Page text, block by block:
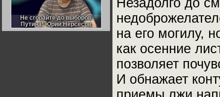
Германии:
парламентская
демократия или
диктатура
пролетариата?
Деятельность
Не сгорайте до выборов
Путина! Юрий Нерсесов
Не сгорайте до выборов
Путина! Юрий Нерсесов
Незадолго до
на его могилу,
как осенние
позволяет
И обнажает